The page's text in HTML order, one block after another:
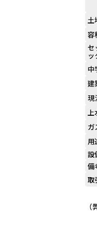
土
容
セ
ッ
中
建
現
ガ
用
設
備
取